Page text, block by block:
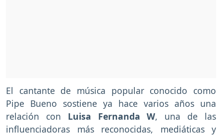
El cantante de música popular conocido como
Pipe Bueno sostiene ya hace varios años una
relación con Luisa Fernanda W, una de las
influenciadoras más reconocidas, mediáticas y